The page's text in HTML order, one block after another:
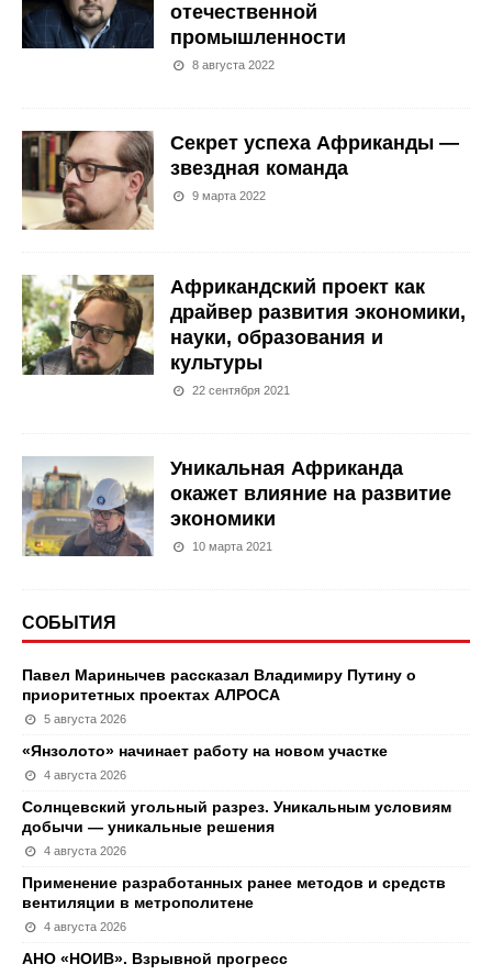
отечественной
промышленности
8 августа 2022
Секрет успеха Африканды —
звездная команда
9 марта 2022
Африкандский проект как
драйвер развития экономики,
науки, образования и
культуры
22 сентября 2021
Уникальная Африканда
окажет влияние на развитие
экономики
10 марта 2021
СОБЫТИЯ
Павел Маринычев рассказал Владимиру Путину о
приоритетных проектах АЛРОСА
5 августа 2026
«Янзолото» начинает работу на новом участке
4 августа 2026
Солнцевский угольный разрез. Уникальным условиям
добычи — уникальные решения
4 августа 2026
Применение разработанных ранее методов и средств
вентиляции в метрополитене
4 августа 2026
АНО «НОИВ». Взрывной прогресс